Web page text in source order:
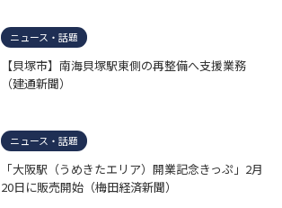
ニュース・話題
【貝塚市】南海貝塚駅東側の再整備へ支援業務
（建通新聞）
ニュース・話題
「大阪駅（うめきたエリア）開業記念きっぷ」2月
20日に販売開始（梅田経済新聞）